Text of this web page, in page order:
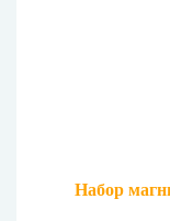
Набор